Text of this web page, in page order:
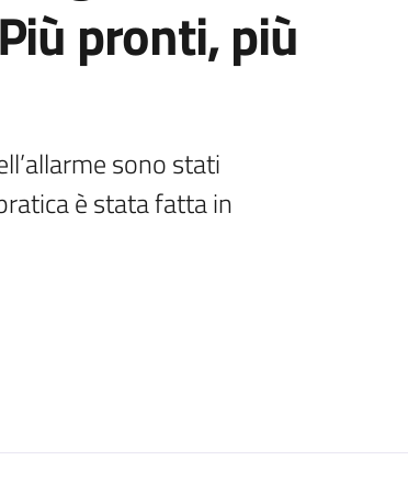
pronti, più
sono stati
è stata fatta in